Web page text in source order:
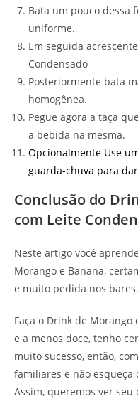
Bata um pouco dessa
uniforme.
Em seguida
Condensado
Posteriormente bata
homogênea.
Pegue agora a taça
a bebida na mesma.
Opcionalmente Use
guarda-chuva para
Conclusão do
com Leite
Neste artigo você
Morango e Banana,
e muito pedida nos bares.
Faça o Drink de Morango
e a menos doce, tenho
muito sucesso, então,
familiares e não esqueça
Assim, queremos ver